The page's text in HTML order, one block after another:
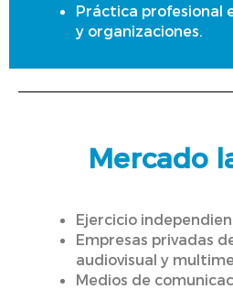
Práctica profesional
y organizaciones.
Mercado
Ejercicio
Empresas privadas
audiovisual y
Medios de